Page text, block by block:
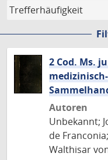
2 Cod. Ms.
Autoren
Unbekannt;
de
Walthisar